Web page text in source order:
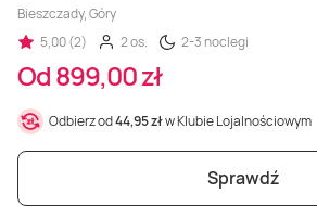
Bieszczady, Góry
5,00 (2)
2 os. 2-3 noclegi
Od 899,00 zł
Odbierz od44,95 złw Klubie Lojalnościowym
Sprawdź